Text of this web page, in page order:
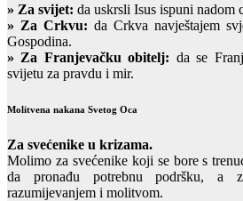
» Za svijet: da uskrsli Isus ispuni nadom
» Za Crkvu: da Crkva navještajem
Gospodina.
» Za Franjevačku obitelj: da se
svijetu za pravdu i mir.
Molitvena nakana Svetog Oca
Za svećenike u krizama.
Molimo za svećenike koji se bore s
da pronađu potrebnu podršku, a
razumijevanjem i molitvom.